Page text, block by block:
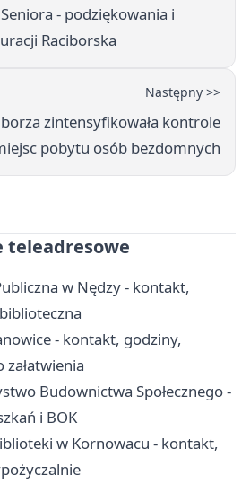
- podziękowania i
Raciborska
Następny >>
zintensyfikowała kontrole
pobytu osób bezdomnych
teleadresowe
w Nędzy - kontakt,
- kontakt, godziny,
załatwienia
Budownictwa Społecznego -
i BOK
w Kornowacu - kontakt,